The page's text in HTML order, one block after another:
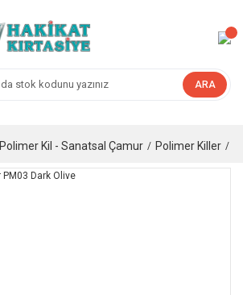
ARA
Polimer Kil - Sanatsal Çamur Polimer Killer